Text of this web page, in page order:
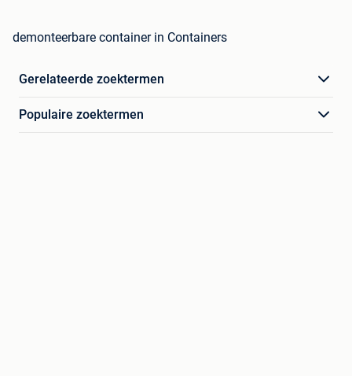
demonteerbare container in Containers
Gerelateerde zoektermen
Populaire zoektermen